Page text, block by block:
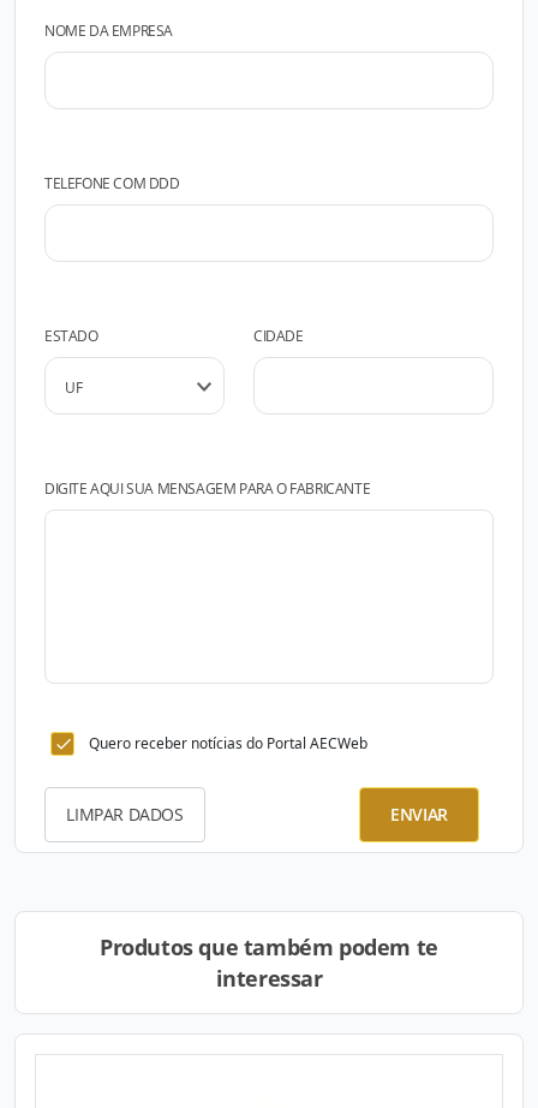
NOME DA EMPRESA
TELEFONE COM DDD
ESTADO CIDADE
DIGITE AQUI SUA MENSAGEM PARA O FABRICANTE
Quero receber notícias do Portal AECWeb
LIMPAR DADOS ENVIAR
Produtos que também podem te
interessar